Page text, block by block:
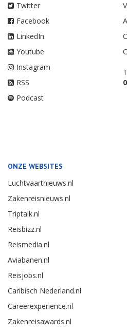
Twitter
Facebook
LinkedIn
Youtube
Instagram
RSS
Podcast
ONZE WEBSITES
Luchtvaartnieuws.nl
Zakenreisnieuws.nl
Triptalk.nl
Reisbizz.nl
Reismedia.nl
Aviabanen.nl
Reisjobs.nl
Caribisch Nederland.nl
Careerexperience.nl
Zakenreisawards.nl